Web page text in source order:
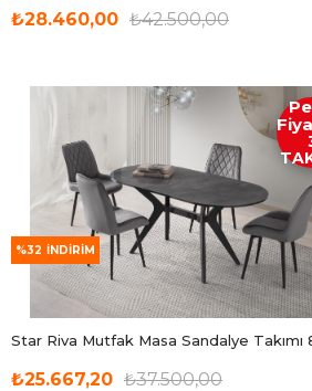
₺28.460,00 ₺42.500,00
Star Riva Mutfak Masa Sandalye Takımı
₺25.667,20 ₺37.500,00
%32 İNDIRIM